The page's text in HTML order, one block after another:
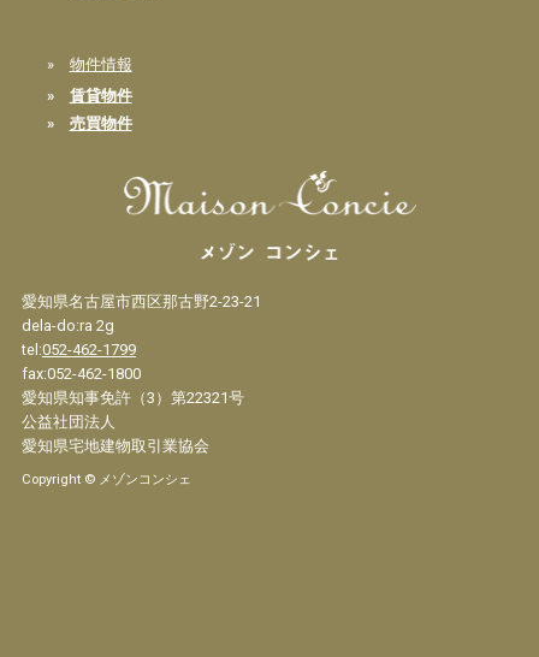
» 物件情報
» 賃貸物件
» 売買物件
愛知県名古屋市西区那古野2-23-21
dela-do:ra 2g
tel:052-462-1799
fax:052-462-1800
愛知県知事免許（3）第22321号
公益社団法人
愛知県宅地建物取引業協会
Copyright © メゾンコンシェ